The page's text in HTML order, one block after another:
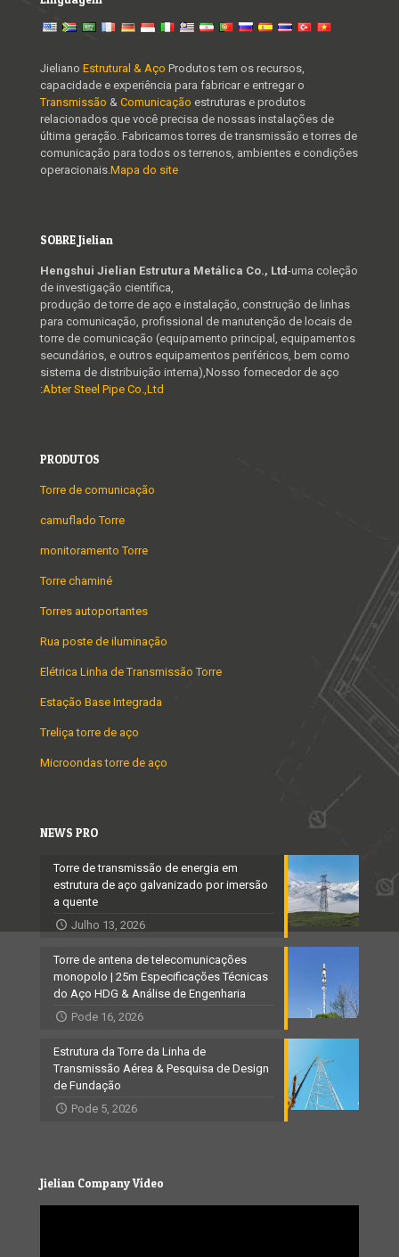
Jieliano Estrutural & Aço Produtos tem os recursos,
capacidade e experiência para fabricar e entregar o
Transmissão & Comunicação estruturas e produtos
relacionados que você precisa de nossas instalações de
última geração. Fabricamos torres de transmissão e torres de
comunicação para todos os terrenos, ambientes e condições
operacionais.Mapa do site
SOBRE Jielian
Hengshui Jielian Estrutura Metálica Co., Ltd-uma coleção
de investigação científica,
produção de torre de aço e instalação, construção de linhas
para comunicação, profissional de manutenção de locais de
torre de comunicação (equipamento principal, equipamentos
secundários, e outros equipamentos periféricos, bem como
sistema de distribuição interna),Nosso fornecedor de aço
:Abter Steel Pipe Co.,Ltd
PRODUTOS
Torre de comunicação
camuflado Torre
monitoramento Torre
Torre chaminé
Torres autoportantes
Rua poste de iluminação
Elétrica Linha de Transmissão Torre
Estação Base Integrada
Treliça torre de aço
Microondas torre de aço
NEWS PRO
Torre de transmissão de energia em
estrutura de aço galvanizado por imersão
a quente
Julho 13, 2026
Torre de antena de telecomunicações
monopolo | 25m Especificações Técnicas
do Aço HDG & Análise de Engenharia
Pode 16, 2026
Estrutura da Torre da Linha de
Transmissão Aérea & Pesquisa de Design
de Fundação
Pode 5, 2026
Jielian Company Vídeo